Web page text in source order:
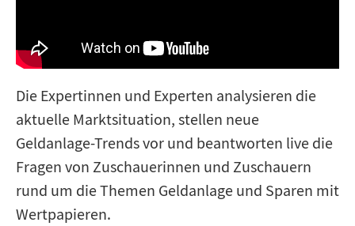
Die Expertinnen und Experten analysieren die
aktuelle Marktsituation, stellen neue
Geldanlage-Trends vor und beantworten live die
Fragen von Zuschauerinnen und Zuschauern
rund um die Themen Geldanlage und Sparen mit
Wertpapieren.